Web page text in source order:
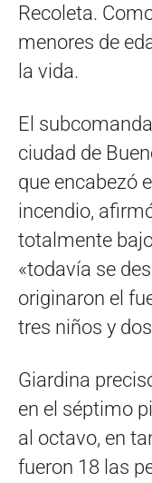
Recoleta.
menores de
la vida.
El
ciudad de
que encabezó
incendio,
totalmente
«todavía se
originaron el
tres niños y
Giardina
en el séptimo
al octavo, en
fueron 18 las